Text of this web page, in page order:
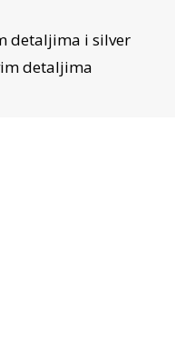
detaljima i silver
detaljima